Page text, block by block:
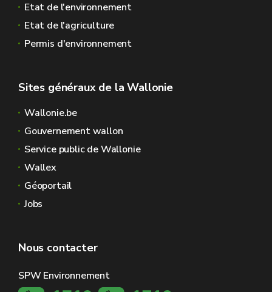
Etat de l'environnement
Etat de l'agriculture
Permis d'environnement
Sites généraux de la Wallonie
Wallonie.be
Gouvernement wallon
Service public de Wallonie
Wallex
Géoportail
Jobs
Nous contacter
SPW Environnement